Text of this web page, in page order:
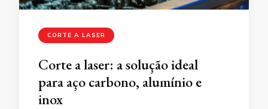
CORTE A LASER
Corte a laser: a solução ideal
para aço carbono, alumínio e
inox